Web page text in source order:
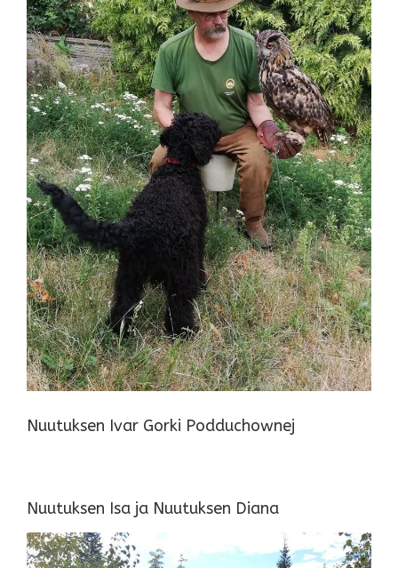
Nuutuksen Ivar Gorki Podduchownej
Nuutuksen Isa ja Nuutuksen Diana